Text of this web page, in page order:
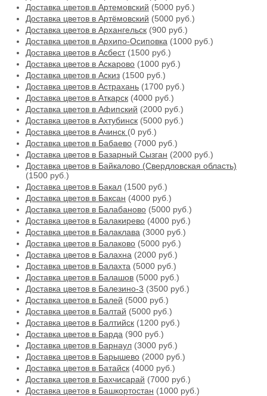
Доставка цветов в Артемовский (5000 руб.)
Доставка цветов в Артёмовский (5000 руб.)
Доставка цветов в Архангельск (900 руб.)
Доставка цветов в Архипо-Осиповка (1000 руб.)
Доставка цветов в Асбест(1500 руб.)
Доставка цветов в Аскарово (1000 руб.)
Доставка цветов в Аскиз (1500 руб.)
Доставка цветов в Астрахань (1700 руб.)
Доставка цветов в Аткарск (4000 руб.)
Доставка цветов в Афипский (2000 руб.)
Доставка цветов в Ахтубинск (5000 руб.)
Доставка цветов в Ачинск (0 руб.)
Доставка цветов в Бабаево (7000 руб.)
Доставка цветов в Базарный Сызган (2000 руб.)
Доставка цветов в Байкалово (Свердловская область)
(1500 руб.)
Доставка цветов в Бакал (1500 руб.)
Доставка цветов в Баксан (4000 руб.)
Доставка цветов в Балабаново (5000 руб.)
Доставка цветов в Балакирево (4000 руб.)
Доставка цветов в Балаклава (3000 руб.)
Доставка цветов в Балаково (5000 руб.)
Доставка цветов в Балахна (2000 руб.)
Доставка цветов в Балахта (5000 руб.)
Доставка цветов в Балашов (5000 руб.)
Доставка цветов в Балезино-3 (3500 руб.)
Доставка цветов в Балей (5000 руб.)
Доставка цветов в Балтай (5000 руб.)
Доставка цветов в Балтийск (1200 руб.)
Доставка цветов в Барда (900 руб.)
Доставка цветов в Барнаул (3000 руб.)
Доставка цветов в Барышево (2000 руб.)
Доставка цветов в Батайск (4000 руб.)
Доставка цветов в Бахчисарай (7000 руб.)
Доставка цветов в Башкортостан (1000 руб.)